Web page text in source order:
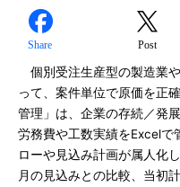
Share Post
個別受注生産型の製造業
って、案件単位で原価を正
管理」は、企業の存続／発
労務費や工数実績をExcelで
ローや見込み計画が属人化
月の見込みとの比較、当初